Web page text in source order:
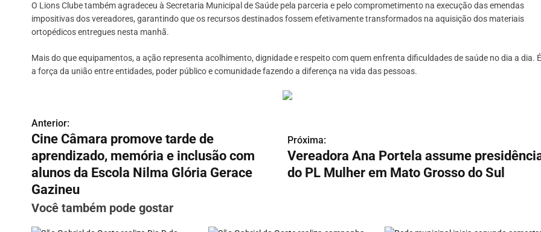
O Lions Clube também agradeceu à Secretaria Municipal de Saúde pela parceria e pelo comprometimento na execução das emendas
impositivas dos vereadores, garantindo que os recursos destinados fossem efetivamente transformados na aquisição dos materiais
ortopédicos entregues nesta manhã.
Mais do que equipamentos, a ação representa acolhimento, dignidade e respeito com quem enfrenta dificuldades de saúde no dia a dia. É
a força da união entre entidades, poder público e comunidade fazendo a diferença na vida das pessoas.
N
a
v
e
Anterior:
Cine Câmara promove tarde de
aprendizado, memória e inclusão com
alunos da Escola Nilma Glória Gerace
Gazineu
Próxima:
Vereadora Ana Portela assume
do PL Mulher em Mato Grosso do Sul
Você também pode gostar